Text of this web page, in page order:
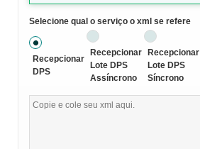
Selecione qual o serviço o xml se refere
Recepcionar
DPS
Recepcionar
Lote DPS
Assíncrono
Recepcionar
Lote DPS
Síncrono